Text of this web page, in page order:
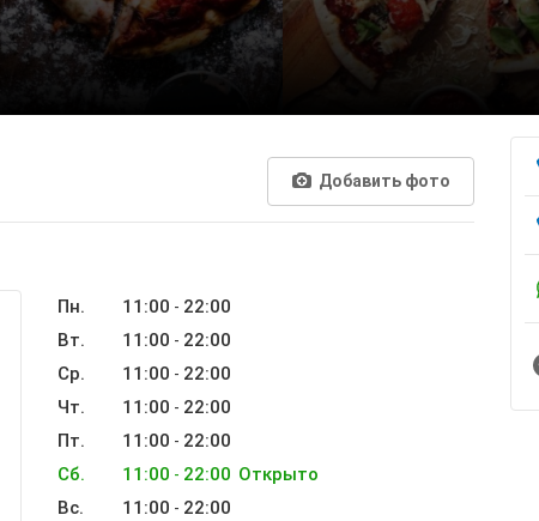
Добавить фото
Пн. 11:00 - 22:00
Вт.
11:00 - 22:00
Ср.
11:00 - 22:00
Чт.
11:00 - 22:00
Пт.
11:00 - 22:00
Сб.
11:00 - 22:00 Открыто
Вс.
11:00 - 22:00